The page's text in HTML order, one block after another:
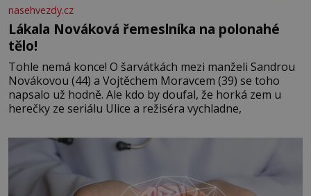
nasehvezdy.cz
Lákala Nováková řemeslníka na polonahé
tělo!
Tohle nemá konce! O šarvátkách mezi manželi Sandrou
Novákovou (44) a Vojtěchem Moravcem (39) se toho
napsalo už hodně. Ale kdo by doufal, že horká zem u
herečky ze seriálu Ulice a režiséra vychladne,